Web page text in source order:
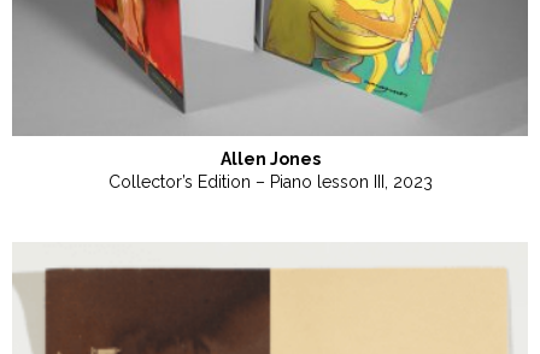
Allen Jones
Collector’s Edition – Piano lesson III, 2023